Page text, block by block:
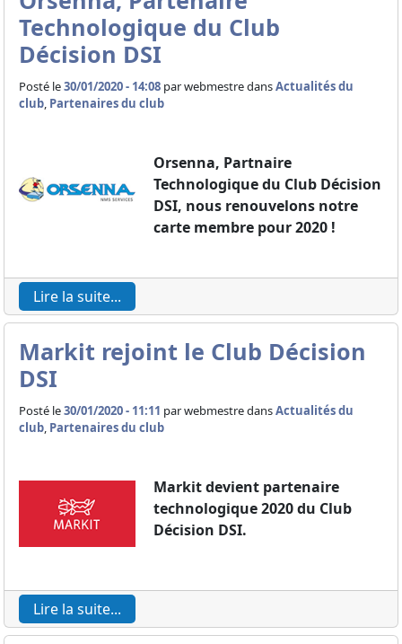
Technologique du Club
Décision DSI
Posté le30/01/2020 - 14:08 parwebmestre dansActualités du
club, Partenaires du club
Orsenna, Partnaire
Technologique du Club Décision
DSI, nous renouvelons notre
carte membre pour 2020 !
Lire la suite...
Markit rejoint le Club Décision
DSI
Posté le30/01/2020 - 11:11 parwebmestre dansActualités du
club, Partenaires du club
​​​​​​​Markit devient partenaire
technologique 2020 du Club
Décision DSI.
Lire la suite...